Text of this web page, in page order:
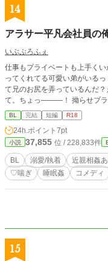
14
アラサー平凡会社員の
いぶぷろふぇ
仕事もプライベートも上手く
ってくれてる可愛い弟がいる
て兄のお尻を弄っているんだ
て。ちょっ
BL 完結 短編 R18
24h.ポイント 7pt
小説 37,855 位 / 228,833件
BL 溺愛/執着 近親相姦あ
♡喘ぎ
睡眠姦 コメディ
15